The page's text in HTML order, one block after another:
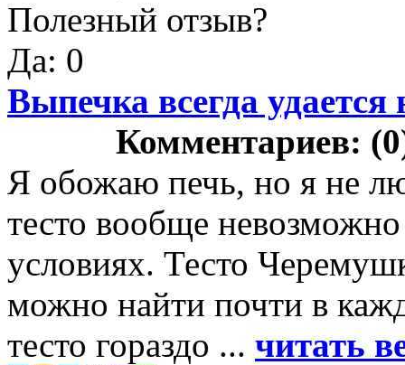
Полезный отзыв?
Да: 0
Выпечка всегда
Комментариев:
Я обожаю печь, но я не
тесто вообще
условиях. Тесто
можно найти почти в
тесто гораздо ... читать